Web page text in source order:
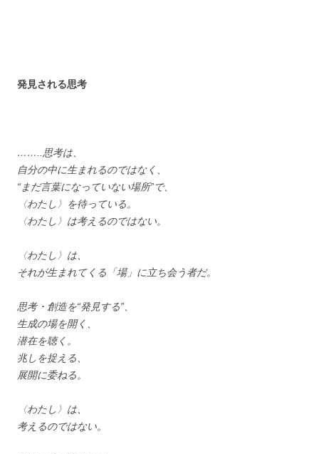
発見される思考
……..思考は、
自分の中に生まれるのではなく、
“まだ言葉になっていない場所”で、
〈わたし〉を待っている。
〈わたし〉は考えるのではない。
〈わたし〉は、
それが生まれてくる「場」に立ち会う者だ。
思考・創造を“発見する”、
生成の場を開く、
潜在を聴く。
兆しを捉える、
展開に委ねる。
〈わたし〉は、
考えるのではない。